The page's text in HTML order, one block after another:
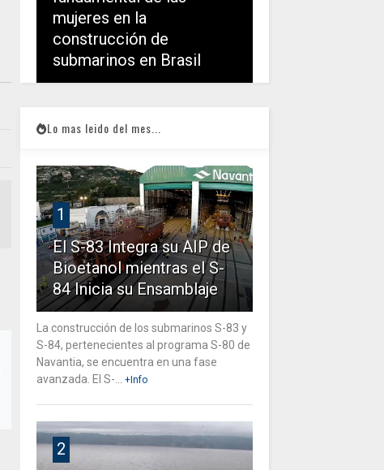
mujeres en la
construcción de
submarinos en Brasil
Lo mas leido del mes...
1
El S-83 Integra su AIP de
Bioetanol mientras el S-
84 Inicia su Ensamblaje
La construcción de los submarinos S-83 y
S-84, pertenecientes al programa S-80 de
Navantia, se encuentra en una fase
avanzada. El S-...
+Info
2